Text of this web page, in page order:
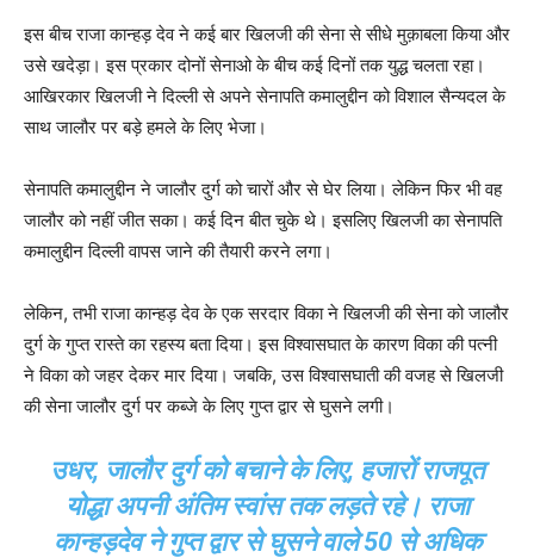
इस बीच राजा कान्हड़ देव ने कई बार खिलजी की सेना से सीधे मुक़ाबला किया और
उसे खदेड़ा। इस प्रकार दोनों सेनाओ के बीच कई दिनों तक युद्ध चलता रहा।
आखिरकार खिलजी ने दिल्ली से अपने सेनापति कमालुद्दीन को विशाल सैन्यदल के
साथ जालौर पर बड़े हमले के लिए भेजा।
सेनापति कमालुद्दीन ने जालौर दुर्ग को चारों और से घेर लिया। लेकिन फिर भी वह
जालौर को नहीं जीत सका। कई दिन बीत चुके थे। इसलिए खिलजी का सेनापति
कमालुद्दीन दिल्ली वापस जाने की तैयारी करने लगा।
लेकिन, तभी राजा कान्हड़ देव के एक सरदार विका ने खिलजी की सेना को जालौर
दुर्ग के गुप्त रास्ते का रहस्य बता दिया। इस विश्वासघात के कारण विका की पत्नी
ने विका को जहर देकर मार दिया। जबकि, उस विश्वासघाती की वजह से खिलजी
की सेना जालौर दुर्ग पर कब्जे के लिए गुप्त द्वार से घुसने लगी।
उधर, जालौर दुर्ग को बचाने के लिए, हजारों राजपूत
योद्धा अपनी अंतिम स्वांस तक लड़ते रहे। राजा
कान्हड़देव ने गुप्त द्वार से घुसने वाले 50 से अधिक